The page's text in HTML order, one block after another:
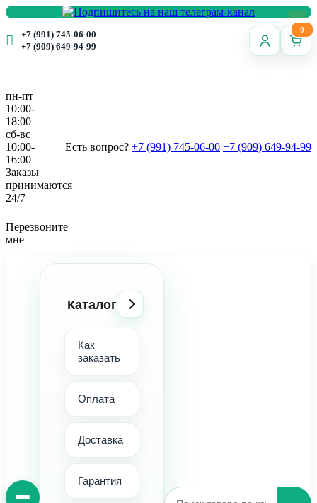
+7 (991) 745-06-00
+7 (909) 649-94-99
0
пн-пт
10:00-
18:00
сб-вс
10:00-
16:00
Заказы
принимаются
24/7
Есть вопрос? +7 (991) 745-06-00 +7 (909) 649-94-99
Перезвоните
мне
Каталог
Как
заказать
Оплата
Доставка
Гарантия